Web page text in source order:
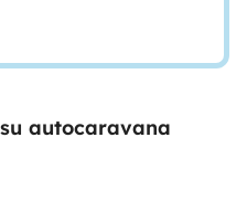
autocaravana